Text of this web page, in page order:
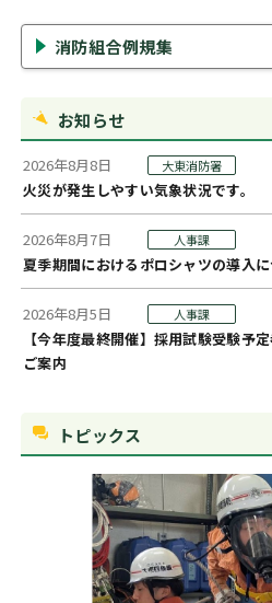
消防組合例規集
お知らせ
2026年8月8日 大東消防署
火災が発生しやすい気象状況です。
2026年8月7日 人事課
夏季期間におけるポロシャツの導入
2026年8月5日 人事課
【今年度最終開催】採用試験受験予
ご案内
トピックス